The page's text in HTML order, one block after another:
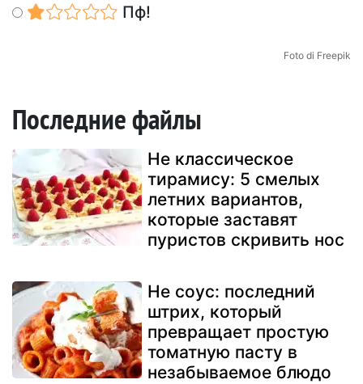
Пф!
Foto di Freepik
Последние файлы
Не классическое
тирамису: 5 смелых
летних вариантов,
которые заставят
пуристов скривить нос
Не соус: последний
штрих, который
превращает простую
томатную пасту в
незабываемое блюдо